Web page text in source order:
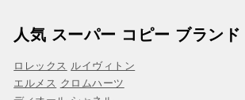
人気 スーパー コピー ブランド
ロレックス ルイヴィトン
エルメス クロムハーツ